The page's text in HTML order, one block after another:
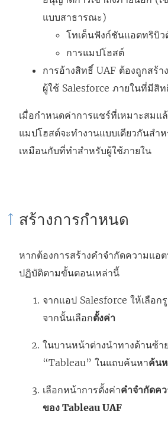
แบบสาธารณะ)
โทเค็นฟังก์ชันแอตทริบิว
การแมปโฮสต์
การอ้างสิทธิ์ UAF ต้องถูกสร้
ผู้ใช้ Salesforce ภายในที่มีสิท
เมื่อกำหนดค่าการแชร์ที่เหมาะสมแ
แมปโฮสต์จะทำงานแบบเดียวกันสำ
เหมือนกับที่ทำสำหรับผู้ใช้ภายใน
สร้างการกำหนด
หากต้องการสร้างคำจำกัดความแอ
ปฏิบัติตามขั้นตอนเหล่านี้
จากแอป Salesforce ให้เลือก
จากนั้นเลือกตั้งค่า
ในบานหน้าต่างนำทางด้านซ้า
“Tableau” ในแถบค้นหาค้น
เลือกหน้าการตั้งค่าคำจำกัดค
ของ Tableau UAF